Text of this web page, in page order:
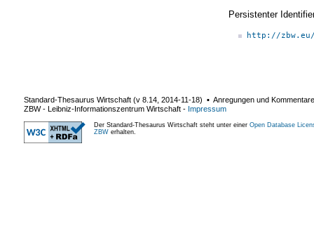
Persistenter
http://
Standard-Thesaurus Wirtschaft (v 8.14 2014-11-18) ▪ Anregungen und
ZBW - Leibniz-Informationszentrum Wirtschaft - Impressum
Der Standard-Thesaurus Wirtschaft steht unter einer Open Database
ZBW erhalten.